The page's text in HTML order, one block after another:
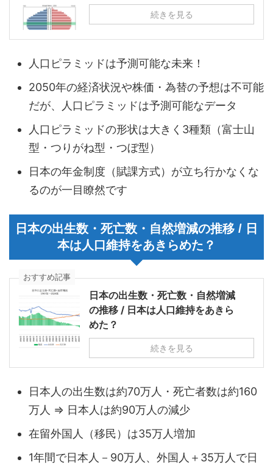
続きを見る
人口ピラミッドは予測可能な未来！
2050年の経済状況や株価・為替の予想は不可能
だが、人口ピラミッドは予測可能なデータ
人口ピラミッドの形状は大きく3種類（富士山
型・つりがね型・つぼ型）
日本の年金制度（賦課方式）が立ち行かなくな
るのが一目瞭然です
日本の出生数・死亡数・自然増減の推移 / 日
本は人口維持をあきらめた？
おすすめ記事
日本の出生数・死亡数・自然増減
の推移 / 日本は人口維持をあきら
めた？
続きを見る
日本人の出生数は約70万人・死亡者数は約160
万人 ⇒ 日本人は約90万人の減少
在留外国人（移民）は35万人増加
1年間で日本人－90万人、外国人＋35万人で日